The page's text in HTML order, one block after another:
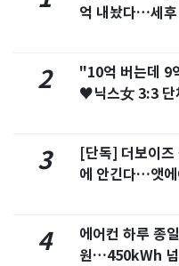
억 내놨다…세
2
"10억 버는데
♥닉스女 3:3 단
3
[단독] 더보이즈
에 안긴다…앳에
4
에어컨 하루 종
원…450kWh